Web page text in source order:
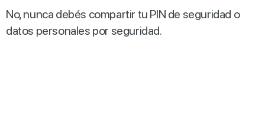
No, nunca debés compartir tu PIN de seguridad o
datos personales por seguridad.